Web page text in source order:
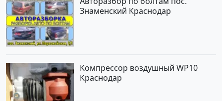
Знаменский Краснодар
Компрессор воздушный WP10
Краснодар